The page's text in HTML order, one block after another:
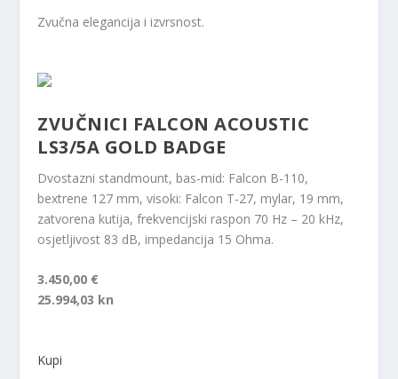
Zvučna elegancija i izvrsnost.
ZVUČNICI FALCON ACOUSTIC
LS3/5A GOLD BADGE
Dvostazni standmount, bas-mid: Falcon B-110,
bextrene 127 mm, visoki: Falcon T-27, mylar, 19 mm,
zatvorena kutija, frekvencijski raspon 70 Hz – 20 kHz,
osjetljivost 83 dB, impedancija 15 Ohma.
3.450,00 €
25.994,03 kn
Kupi